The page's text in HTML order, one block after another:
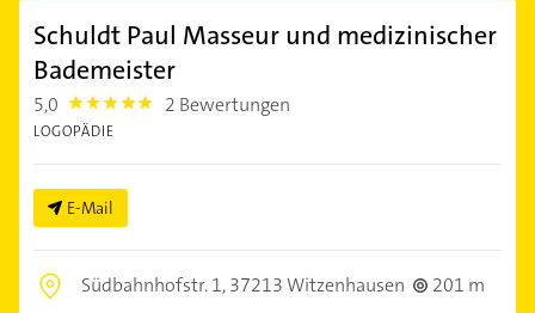
Schuldt Paul Masseur und medizinischer
Bademeister
5,0 5.0 2 Bewertungen
LOGOPÄDIE
E-Mail
Südbahnhofstr. 1,37213 Witzenhausen
201 m